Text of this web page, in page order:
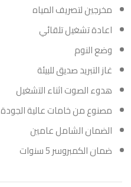
مخرجين لتصريف المياه
اعادة تشغيل تلقائي
وضع النوم
غاز التبريد صديق للبيئة
هدوء الصوت اثناء التشغيل
مصنوع من خامات عالية الجودة
الضمان الشامل عامين
ضمان الكمبروسر 5 سنوات